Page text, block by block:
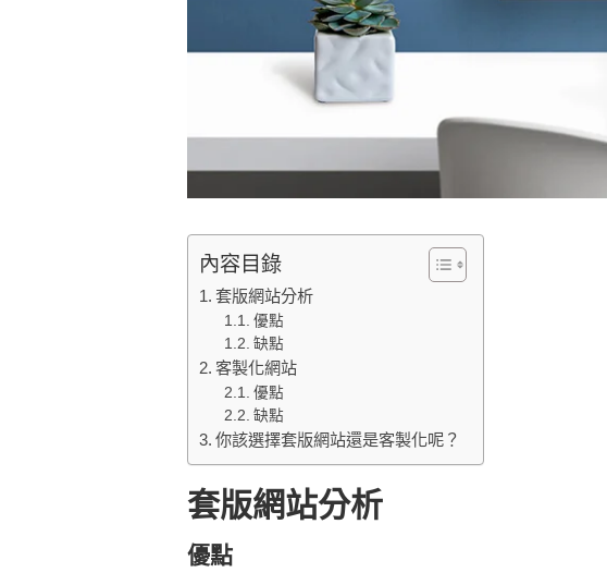
內容目錄
套版網站分析
優點
缺點
客製化網站
優點
缺點
你該選擇套版網站還是客製化呢？
套版網站分析
優點